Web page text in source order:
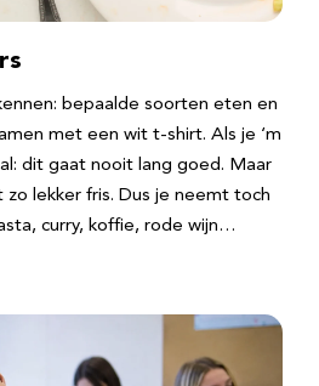
bepaalde soorten eten en
met een wit t-shirt. Als je ‘m
dit gaat nooit lang goed. Maar
lekker fris. Dus je neemt toch
curry, koffie, rode wijn…